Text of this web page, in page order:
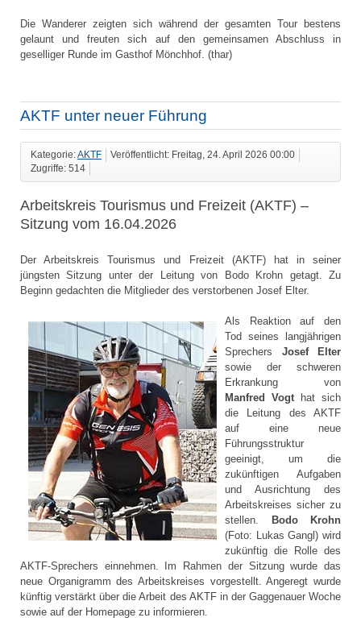
Die Wanderer zeigten sich während der gesamten Tour bestens
gelaunt und freuten sich auf den gemeinsamen Abschluss in
geselliger Runde im Gasthof Mönchhof. (thar)
AKTF unter neuer Führung
Kategorie:AKTF
Veröffentlicht: Freitag, 24. April 2026 00:00
Zugriffe: 514
Arbeitskreis Tourismus und Freizeit (AKTF) –
Sitzung vom 16.04.2026
Der Arbeitskreis Tourismus und Freizeit (AKTF) hat in seiner
jüngsten Sitzung unter der Leitung von Bodo Krohn getagt. Zu
Beginn gedachten die Mitglieder des verstorbenen Josef Elter.
Als Reaktion auf den
Tod seines langjährigen
Sprechers Josef Elter
sowie der schweren
Erkrankung von
Manfred Vogt hat sich
die Leitung des AKTF
auf eine neue
Führungsstruktur
geeinigt, um die
zukünftigen Aufgaben
und Ausrichtung des
Arbeitskreises sicher zu
stellen. Bodo Krohn
(Foto: Lukas Gangl) wird
zukünftig die Rolle des
AKTF-Sprechers einnehmen. Im Rahmen der Sitzung wurde das
neue Organigramm des Arbeitskreises vorgestellt. Angeregt wurde
künftig verstärkt über die Arbeit des AKTF in der Gaggenauer Woche
sowie auf der Homepage zu informieren.